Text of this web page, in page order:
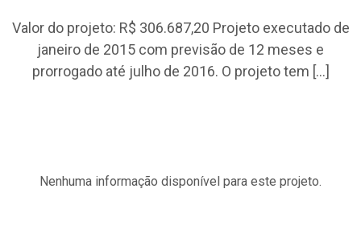
Valor do projeto: R$ 306.687,20 Projeto executado de
janeiro de 2015 com previsão de 12 meses e
prorrogado até julho de 2016. O projeto tem […]
Nenhuma informação disponível para este projeto.